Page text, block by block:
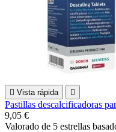
 Vista rápida 
Pastillas descalcificadoras
9,05 €
Valorado de 5 estrellas